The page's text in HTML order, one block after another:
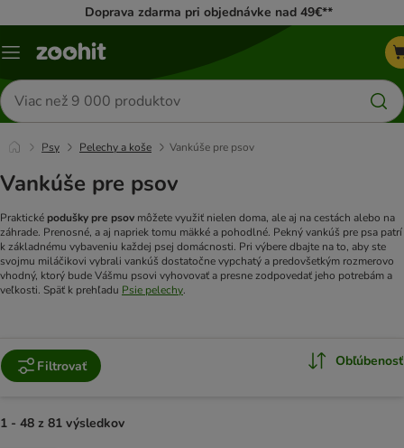
Doprava zdarma pri objednávke nad 49€**
Kategórie
Hľadať
produkty
Psy Pelechy a koše Vankúše pre psov
Vankúše pre psov
Praktické podušky pre psov môžete využiť nielen doma, ale aj na cestách alebo na
záhrade. Prenosné, a aj napriek tomu mäkké a pohodlné. Pekný vankúš pre psa patrí
k základnému vybaveniu každej psej domácnosti. Pri výbere dbajte na to, aby ste
svojmu miláčikovi vybrali vankúš dostatočne vypchatý a predovšetkým rozmerovo
vhodný, ktorý bude Vášmu psovi vyhovovať a presne zodpovedať jeho potrebám a
veľkosti. Späť k prehľadu Psie pelechy.
Filtrovať Obľúbenosť
1 - 48 z 81 výsledkov